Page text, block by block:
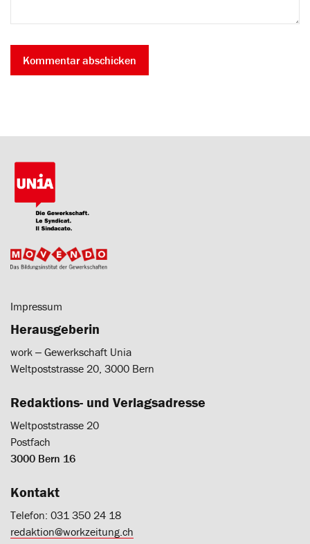
Impressum
Herausgeberin
work ‒ Gewerkschaft Unia
Weltpoststrasse 20, 3000 Bern
Redaktions- und Verlagsadresse
Weltpoststrasse 20
Postfach
3000 Bern 16
Kontakt
Telefon: 031 350 24 18
redaktion@workzeitung.ch